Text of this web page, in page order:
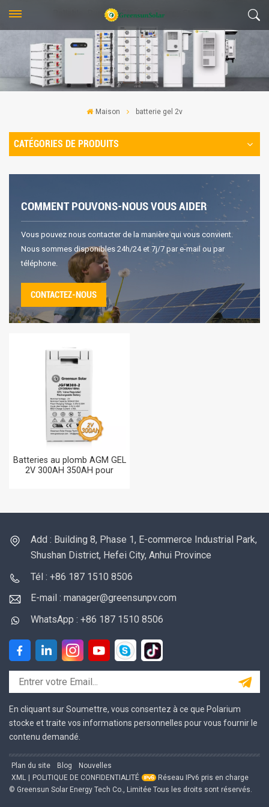
Maison batterie gel 2v
CATÉGORIES DE PRODUITS
COMMENT POUVONS-NOUS VOUS AIDER
Vous pouvez nous contacter de la manière qui vous convient.
Nous sommes disponibles 24h/24 et 7j/7 par e-mail ou par
téléphone.
CONTACTEZ-NOUS
Batteries au plomb AGM GEL
2V 300AH 350AH pour
Add : Building 8, Phase 1, E-commerce Industrial Park,
Shushan District, Hefei City, Anhui Province
Tél : +86 187 1510 8506
E-mail : manager@greensunpv.com
WhatsApp : +86 187 1510 8506
En cliquant sur Soumettre, vous consentez à ce que Polarium
stocke et traite vos informations personnelles pour vous fournir le
contenu demandé.
Plan du site Blog
Nouvelles
XML | POLITIQUE DE CONFIDENTIALITÉ
Réseau IPv6 pris en charge
© Greensun Solar Energy Tech Co., Limitée Tous les droits sont réservés.